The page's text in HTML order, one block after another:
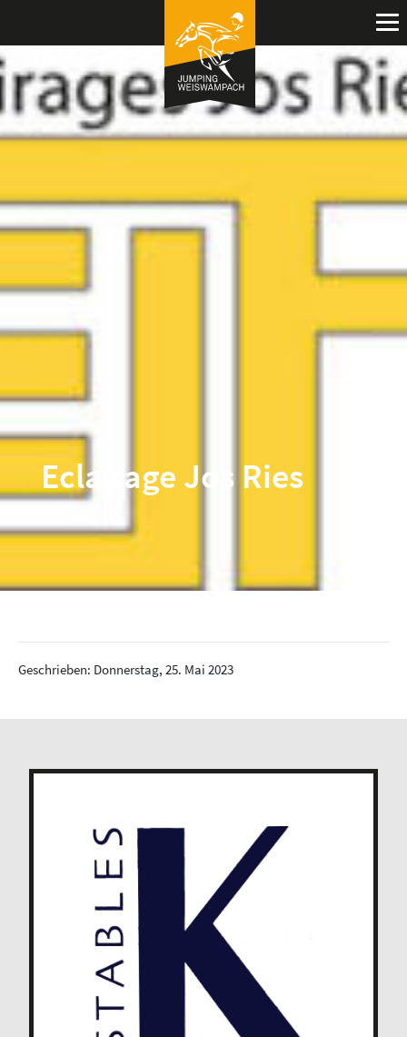
Eclairage Jos Ries
Geschrieben: Donnerstag, 25. Mai 2023